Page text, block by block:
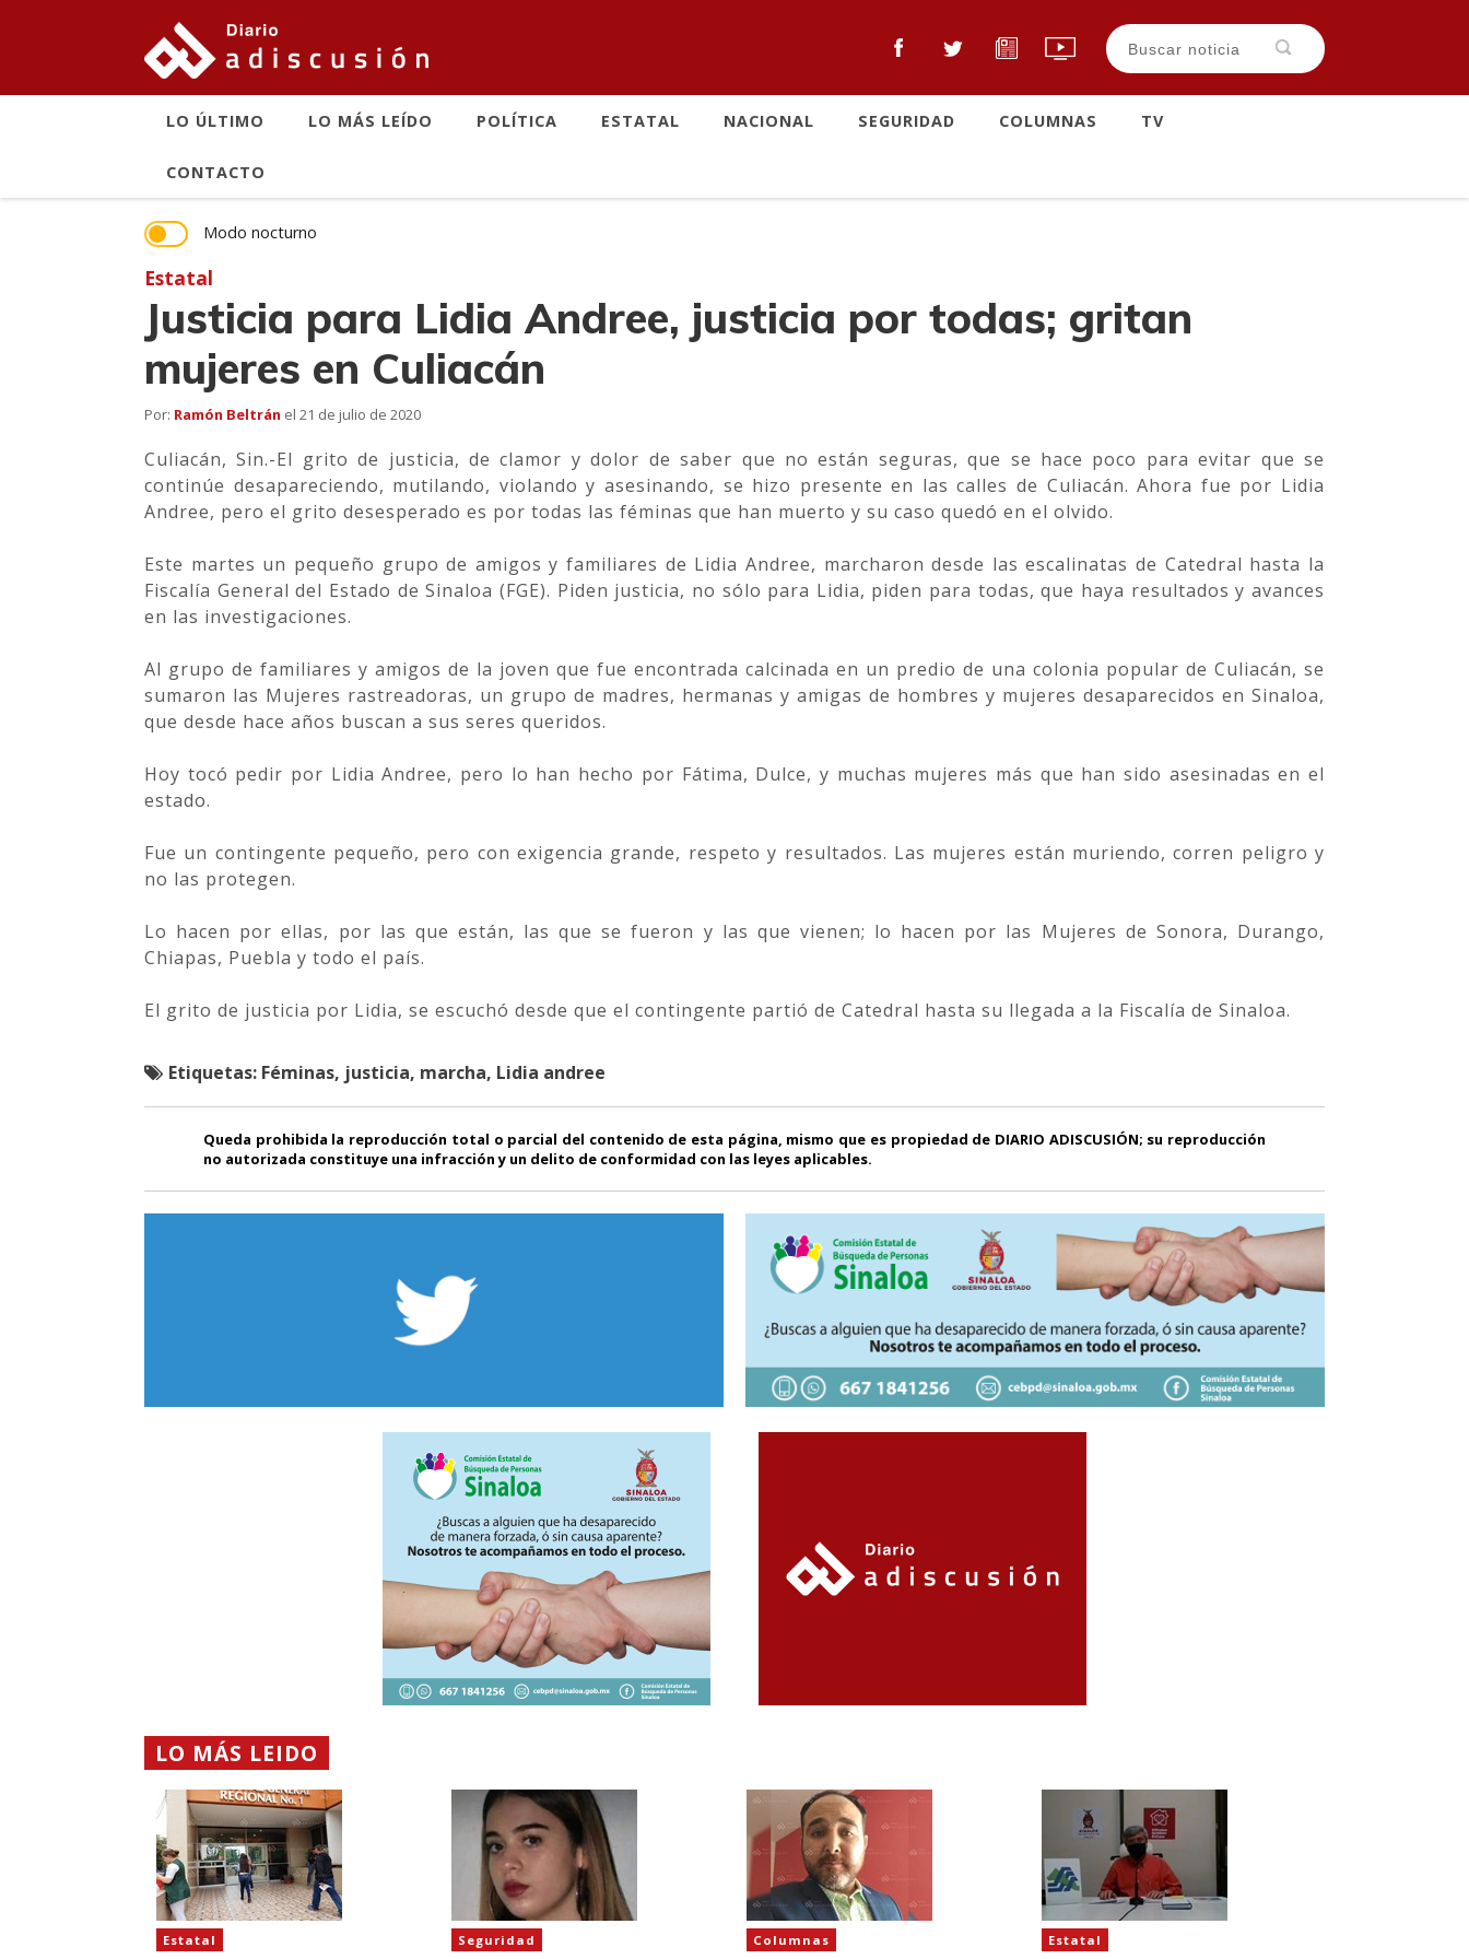
LO ÚLTIMO LO MÁS LEÍDO POLÍTICA ESTATAL NACIONAL SEGURIDAD COLUMNAS TV
CONTACTO
Modo nocturno
Estatal
Justicia para Lidia Andree, justicia por todas; gritan
mujeres en Culiacán
Por: Ramón Beltrán el 21 de julio de 2020
Culiacán, Sin.-El grito de justicia, de clamor y dolor de saber que no están seguras, que se hace poco para evitar que se
continúe desapareciendo, mutilando, violando y asesinando, se hizo presente en las calles de Culiacán. Ahora fue por Lidia
Andree, pero el grito desesperado es por todas las féminas que han muerto y su caso quedó en el olvido.
Este martes un pequeño grupo de amigos y familiares de Lidia Andree, marcharon desde las escalinatas de Catedral hasta la
Fiscalía General del Estado de Sinaloa (FGE). Piden justicia, no sólo para Lidia, piden para todas, que haya resultados y avances
en las investigaciones.
Al grupo de familiares y amigos de la joven que fue encontrada calcinada en un predio de una colonia popular de Culiacán, se
sumaron las Mujeres rastreadoras, un grupo de madres, hermanas y amigas de hombres y mujeres desaparecidos en Sinaloa,
que desde hace años buscan a sus seres queridos.
Hoy tocó pedir por Lidia Andree, pero lo han hecho por Fátima, Dulce, y muchas mujeres más que han sido asesinadas en el
estado.
Fue un contingente pequeño, pero con exigencia grande, respeto y resultados. Las mujeres están muriendo, corren peligro y
no las protegen.
Lo hacen por ellas, por las que están, las que se fueron y las que vienen; lo hacen por las Mujeres de Sonora, Durango,
Chiapas, Puebla y todo el país.
El grito de justicia por Lidia, se escuchó desde que el contingente partió de Catedral hasta su llegada a la Fiscalía de Sinaloa.
Etiquetas: Féminas, justicia, marcha, Lidia andree
Queda prohibida la reproducción total o parcial del contenido de esta página, mismo que es propiedad de DIARIO ADISCUSIÓN; su reproducción
no autorizada constituye una infracción y un delito de conformidad con las leyes aplicables.
LO MÁS LEIDO
Estatal Seguridad Columnas Estatal